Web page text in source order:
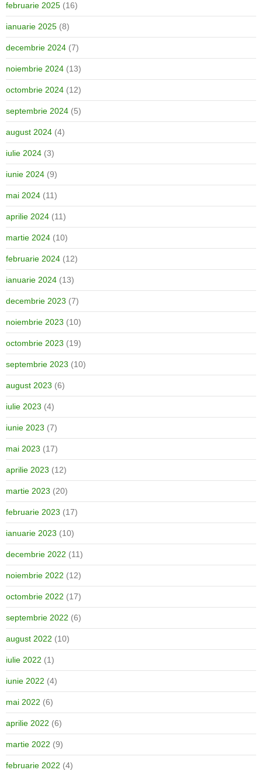
februarie 2025 (16)
ianuarie 2025 (8)
decembrie 2024 (7)
noiembrie 2024 (13)
octombrie 2024 (12)
septembrie 2024 (5)
august 2024 (4)
iulie 2024 (3)
iunie 2024 (9)
mai 2024 (11)
aprilie 2024 (11)
martie 2024 (10)
februarie 2024 (12)
ianuarie 2024 (13)
decembrie 2023 (7)
noiembrie 2023 (10)
octombrie 2023 (19)
septembrie 2023 (10)
august 2023 (6)
iulie 2023 (4)
iunie 2023 (7)
mai 2023 (17)
aprilie 2023 (12)
martie 2023 (20)
februarie 2023 (17)
ianuarie 2023 (10)
decembrie 2022 (11)
noiembrie 2022 (12)
octombrie 2022 (17)
septembrie 2022 (6)
august 2022 (10)
iulie 2022 (1)
iunie 2022 (4)
mai 2022 (6)
aprilie 2022 (6)
martie 2022 (9)
februarie 2022 (4)